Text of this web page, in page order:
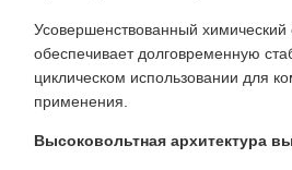
Усовершенствованный химический
обеспечивает долговременную
циклическом использовании для
применения.
Высоковольтная архитектура